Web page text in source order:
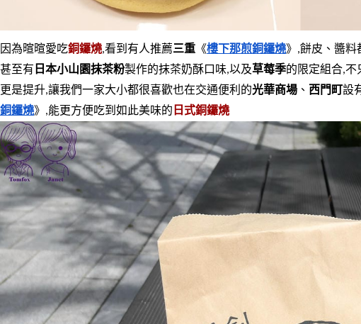
因為暄暄愛吃銅鑼燒,看到有人推薦三重 《樓下那煎銅鑼燒》,餅皮、醬料
甚至有 日本小山園抹茶粉製作的抹茶奶酥口味,以及草莓季的限定組合,
更是提升,讓我們一家大小都很喜歡也在交通便利的光華商場 、 西門町 設
銅鑼燒》,能更方便吃到如此美味的 日式銅鑼燒